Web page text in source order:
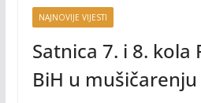
NAJNOVIJE VIJESTI
Satnica 7. i 8. kola
BiH u mušičarenju